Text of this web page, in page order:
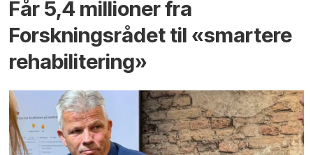
Får 5,4 millioner fra
Forskningsrådet til «smartere
rehabilitering»